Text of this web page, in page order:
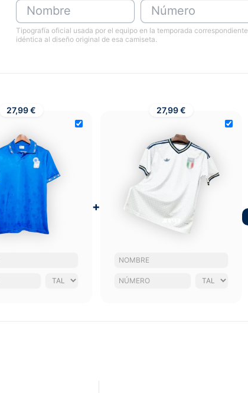
Nombre Número
Tipografía oficial usada por el equipo en la temporada correspondiente,
idéntica al diseño original de esa camiseta.
27,99 €
+
27,99 €